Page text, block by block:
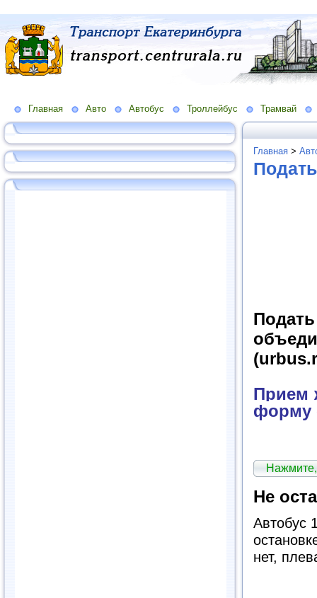
Главная Авто Автобус Троллейбус Трамвай
Главная >
Прием
форму
Не
Автобус
нет,